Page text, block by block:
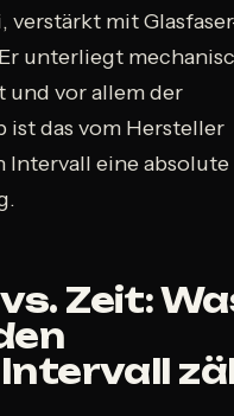
verstärkt mit
unterliegt
und vor allem der
ist das vom Hersteller
Intervall eine absolute
Zeit: